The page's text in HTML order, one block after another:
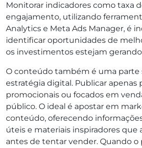
Monitorar indicadores como taxa
engajamento, utilizando
Analytics e Meta Ads Manager, é
identificar oportunidades de
os investimentos estejam
O conteúdo também é uma parte
estratégia digital. Publicar apenas
promocionais ou focados em
público. O ideal é apostar em
conteúdo, oferecendo
úteis e materiais inspiradores que
antes de tentar vender. Quando o